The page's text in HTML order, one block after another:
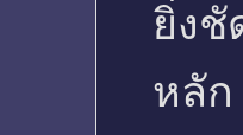
ยิ่งชั
หลัก